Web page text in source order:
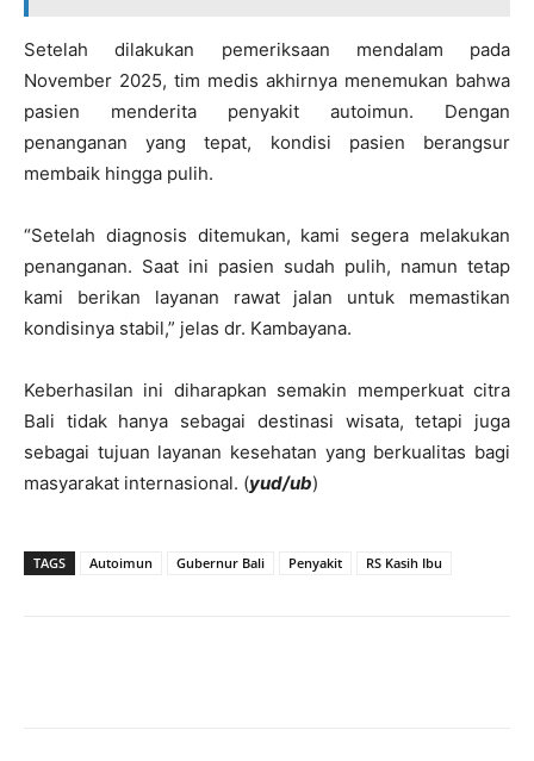
Setelah dilakukan pemeriksaan mendalam pada
November 2025, tim medis akhirnya menemukan bahwa
pasien menderita penyakit autoimun. Dengan
penanganan yang tepat, kondisi pasien berangsur
membaik hingga pulih.
“Setelah diagnosis ditemukan, kami segera melakukan
penanganan. Saat ini pasien sudah pulih, namun tetap
kami berikan layanan rawat jalan untuk memastikan
kondisinya stabil,” jelas dr. Kambayana.
Keberhasilan ini diharapkan semakin memperkuat citra
Bali tidak hanya sebagai destinasi wisata, tetapi juga
sebagai tujuan layanan kesehatan yang berkualitas bagi
masyarakat internasional. (yud/ub)
TAGS Autoimun Gubernur Bali Penyakit RS Kasih Ibu